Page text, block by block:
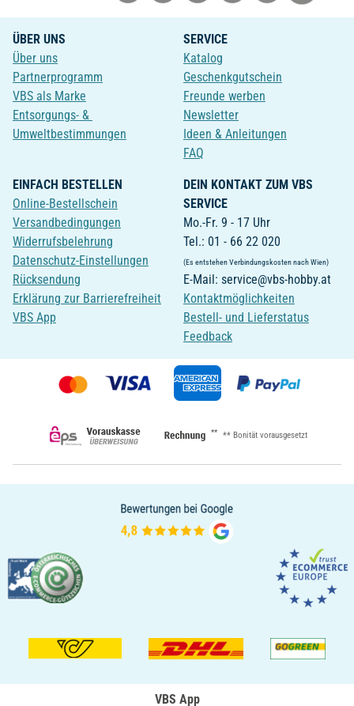
ÜBER UNS
Über uns
Partnerprogramm
VBS als Marke
Entsorgungs- &
Umweltbestimmungen
SERVICE
Katalog
Geschenkgutschein
Freunde werben
Newsletter
Ideen & Anleitungen
FAQ
EINFACH BESTELLEN
Online-Bestellschein
Versandbedingungen
Widerrufsbelehrung
Datenschutz-Einstellungen
Rücksendung
Erklärung zur Barrierefreiheit
VBS App
DEIN KONTAKT ZUM VBS
SERVICE
Mo.-Fr. 9 - 17 Uhr
Tel.: 01 - 66 22 020
(Es entstehen Verbindungskosten nach Wien)
E-Mail: service@vbs-hobby.at
Kontaktmöglichkeiten
Bestell- und Lieferstatus
Feedback
** ** Bonität vorausgesetzt
VBS App